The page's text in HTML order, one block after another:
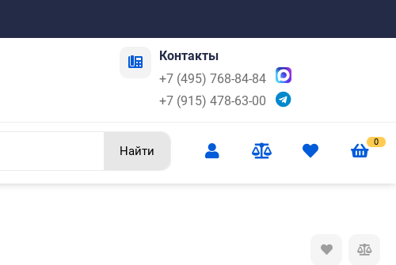
Контакты
+7 (495) 768-84-84
+7 (915) 478-63-00
Найти
0